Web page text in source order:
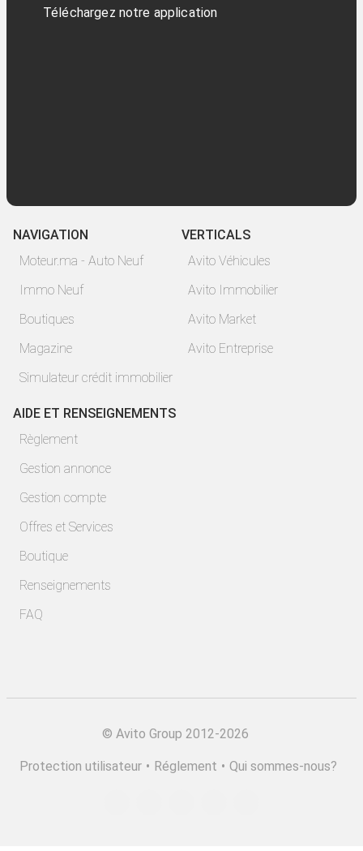
Téléchargez notre application
NAVIGATION
Moteur.ma - Auto Neuf
Immo Neuf
Boutiques
Magazine
Simulateur crédit immobilier
VERTICALS
Avito Véhicules
Avito Immobilier
Avito Market
Avito Entreprise
AIDE ET RENSEIGNEMENTS
Règlement
Gestion annonce
Gestion compte
Offres et Services
Boutique
Renseignements
FAQ
© Avito Group 2012-2026
Protection utilisateur • Réglement • Qui sommes-nous?